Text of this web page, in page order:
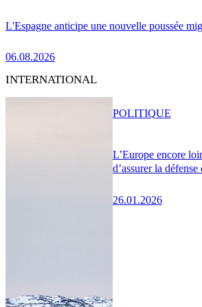
L'Espagne anticipe une nouvelle poussée
06.08.2026
INTERNATIONAL
L’Europe encore
d’assurer la
26.01.2026
POLITIQUE